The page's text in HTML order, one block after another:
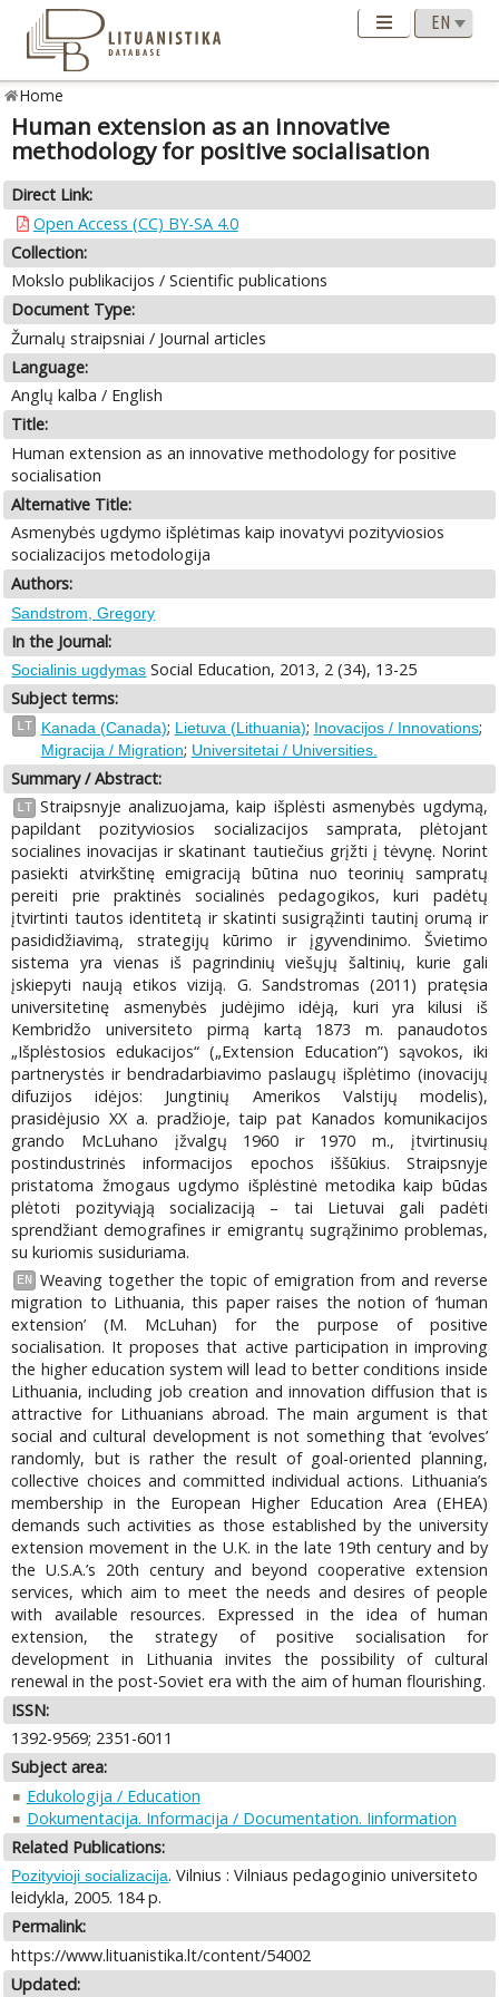
Home
Human extension as an innovative
methodology for positive socialisation
Direct Link:
Open Access (CC) BY-SA 4.0
Collection:
Mokslo publikacijos / Scientific publications
Document Type:
Žurnalų straipsniai / Journal articles
Language:
Anglų kalba / English
Title:
Human extension as an innovative methodology for positive
socialisation
Alternative Title:
Asmenybės ugdymo išplėtimas kaip inovatyvi pozityviosios
socializacijos metodologija
Authors:
Sandstrom, Gregory
In the Journal:
Socialinis ugdymas Social Education, 2013, 2 (34), 13-25
Subject terms:
LT Kanada (Canada); Lietuva (Lithuania); Inovacijos / Innovations;
Migracija / Migration; Universitetai / Universities.
Summary / Abstract:
LT Straipsnyje analizuojama, kaip išplėsti asmenybės ugdymą,
papildant pozityviosios socializacijos samprata, plėtojant
socialines inovacijas ir skatinant tautiečius grįžti į tėvynę. Norint
pasiekti atvirkštinę emigraciją būtina nuo teorinių sampratų
pereiti prie praktinės socialinės pedagogikos, kuri padėtų
įtvirtinti tautos identitetą ir skatinti susigrąžinti tautinį orumą ir
pasididžiavimą, strategijų kūrimo ir įgyvendinimo. Švietimo
sistema yra vienas iš pagrindinių viešųjų šaltinių, kurie gali
įskiepyti naują etikos viziją. G. Sandstromas (2011) pratęsia
universitetinę asmenybės judėjimo idėją, kuri yra kilusi iš
Kembridžo universiteto pirmą kartą 1873 m. panaudotos
„Išplėstosios edukacijos“ („Extension Education”) sąvokos, iki
partnerystės ir bendradarbiavimo paslaugų išplėtimo (inovacijų
difuzijos idėjos: Jungtinių Amerikos Valstijų modelis),
prasidėjusio XX a. pradžioje, taip pat Kanados komunikacijos
grando McLuhano įžvalgų 1960 ir 1970 m., įtvirtinusių
postindustrinės informacijos epochos iššūkius. Straipsnyje
pristatoma žmogaus ugdymo išplėstinė metodika kaip būdas
plėtoti pozityviąją socializaciją – tai Lietuvai gali padėti
sprendžiant demografines ir emigrantų sugrąžinimo problemas,
su kuriomis susiduriama.
EN
Weaving together the topic of emigration from and reverse
migration to Lithuania, this paper raises the notion of ‘human
extension’ (M. McLuhan) for the purpose of positive
socialisation. It proposes that active participation in improving
the higher education system will lead to better conditions inside
Lithuania, including job creation and innovation diffusion that is
attractive for Lithuanians abroad. The main argument is that
social and cultural development is not something that ‘evolves’
randomly, but is rather the result of goal-oriented planning,
collective choices and committed individual actions. Lithuania’s
membership in the European Higher Education Area (EHEA)
demands such activities as those established by the university
extension movement in the U.K. in the late 19th century and by
the U.S.A.’s 20th century and beyond cooperative extension
services, which aim to meet the needs and desires of people
with available resources. Expressed in the idea of human
extension, the strategy of positive socialisation for
development in Lithuania invites the possibility of cultural
renewal in the post-Soviet era with the aim of human flourishing.
ISSN:
1392-9569; 2351-6011
Subject area:
Edukologija / Education
Dokumentacija. Informacija / Documentation. Iinformation
Related Publications:
Pozityvioji socializacija. Vilnius : Vilniaus pedagoginio universiteto
leidykla, 2005. 184 p.
Permalink:
https://www.lituanistika.lt/content/54002
Updated: